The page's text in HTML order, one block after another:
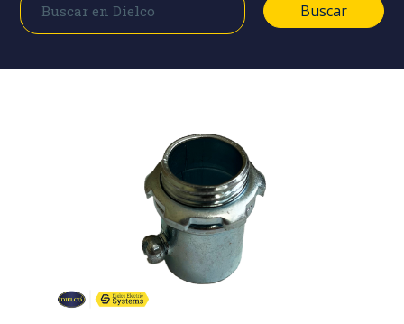
Buscar
Buscar